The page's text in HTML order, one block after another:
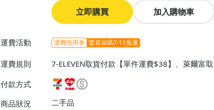
立即購買 加入購物車
運費活動 運費抵用券 驚喜加碼7-11免運
運費規則
7-ELEVEN取貨付款【單件運費$38】、萊爾富
0】、宅配/貨運【免運費】
付款方式
商品狀況
二手品